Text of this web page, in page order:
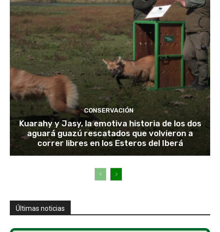
CONSERVACIÓN
Kuarahy y Jasy, la emotiva historia de los dos
aguará guazú rescatados que volvieron a
correr libres en los Esteros del Iberá
Últimas noticias